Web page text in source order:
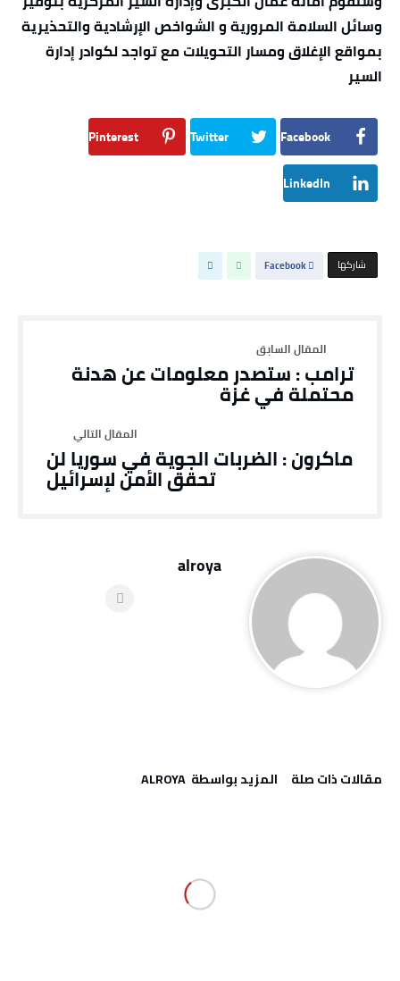
وسائل السلامة المرورية و الشواخص الإرشادية والتحذيرية
بمواقع الإغلاق ومسار التحويلات مع تواجد لكوادر إدارة
السير
Facebook
Twitter
Pinterest
LinkedIn
‫‫ شاركها‬ Facebook
ترامب : ستصدر معلومات عن هدنة
محتملة في غزة
ماكرون : الضربات الجوية في سوريا لن
تحقق الأمن لإسرائيل
alroya
‫مقالات ذات صلة‬ ‫‫المزيد بواسطة‬ ‬ ALROYA